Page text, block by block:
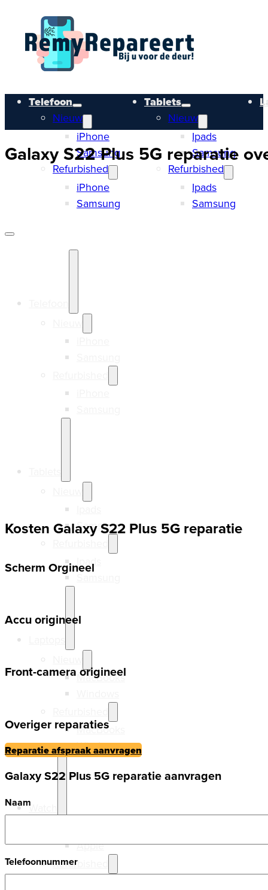
Telefoon
Nieuw
iPhone
Samsung
Refurbished
iPhone
Samsung
Tablets
Nieuw
Ipads
Samsung
Refurbished
Ipads
Samsung
Samsung
Ipads
MacBooks
MacBooks
Windows
Watch
Apple
Refurbished
Galaxy S22 Plus 5G reparatie
Kosten Galaxy S22 Plus 5G reparatie
Scherm Orgineel
Accu origineel
Front-camera origineel
Overiger reparaties
Reparatie afspraak aanvragen
Galaxy S22 Plus 5G reparatie aanvragen
Naam
Telefoonnummer